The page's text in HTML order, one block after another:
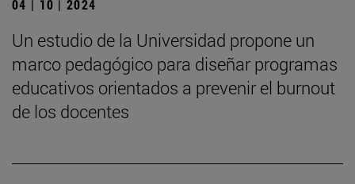
04 | 10 | 2024
Un estudio de la Universidad propone un
marco pedagógico para diseñar programas
educativos orientados a prevenir el burnout
de los docentes